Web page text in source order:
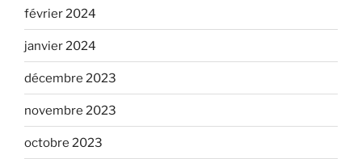
février 2024
janvier 2024
décembre 2023
novembre 2023
octobre 2023